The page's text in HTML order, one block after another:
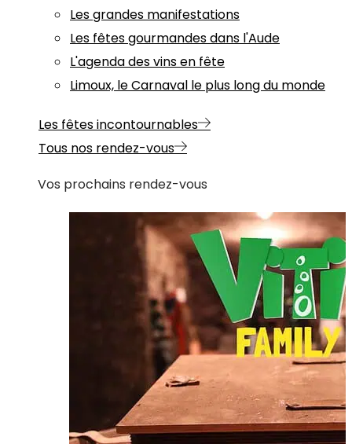
Les grandes manifestations
Les fêtes gourmandes dans l'Aude
L'agenda des vins en fête
Limoux, le Carnaval le plus long du monde
Les fêtes incontournables
Tous nos rendez-vous
Vos prochains rendez-vous